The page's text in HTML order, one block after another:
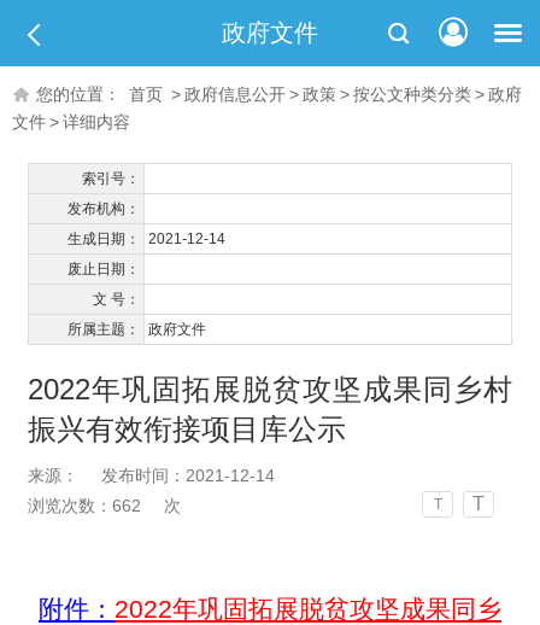
政府文件
您的位置： 首页 >政府信息公开>政策>按公文种类分类>政府
文件>详细内容
索引号：
发布机构：
生成日期：
2021-12-14
废止日期：
文 号：
所属主题：
政府文件
2022年巩固拓展脱贫攻坚成果同乡村
振兴有效衔接项目库公示
来源：
发布时间：2021-12-14
浏览次数： 662 次 T T
附件： 2022年巩固拓展脱贫攻坚成果同乡